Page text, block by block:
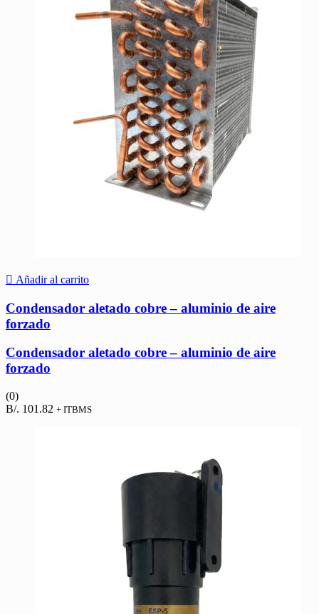
Añadir al carrito
Condensador aletado cobre – aluminio de aire
forzado
Condensador aletado cobre – aluminio de aire
forzado
(0)
B/. 101.82 + ITBMS